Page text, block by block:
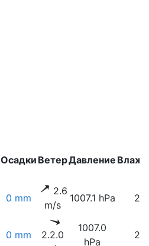
Осадки ВетерДавление
0 mm
2.6
m/s
1007.1 hPa
0 mm
2.2.0
1007.0
hPa